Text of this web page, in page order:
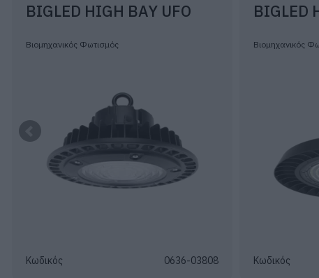
BIGLED HIGH BAY UFO
Βιομηχανικός Φωτισμός
Κωδικός 0636-03808
BIGLED
Βιομηχανικός
Κωδικός